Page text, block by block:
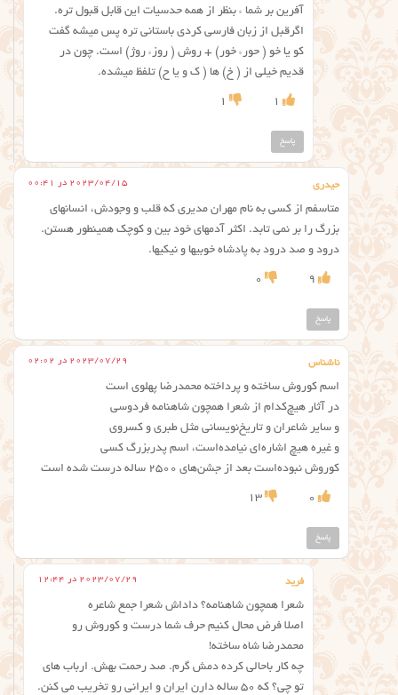
آفرین بر شما ء بنظر از همه حدسیات این قابل قبول تره.
اگرقبل از زبان فارسی کردی باستانی تره پس میشه گفت
کو یا خو ( حورء خور) + روش ( روزء روژ) است. چون در
قدیم خیلی از ( خ) ها ( ک و یا ح) تلفظ میشده.
1
1
پاسخ
حیدری 2023/04/15 در 00:41
متاسفم از کسی به نام مهران مدیری که قلب و وجودش، انسانهای
بزرگ را بر نمی تابد. اکثر آدمهای خود بین و کوچک همینطور هستن.
درود و صد درود به پادشاه خوبیها و نیکیها.
9
0
پاسخ
ناشناس 2023/07/29 در 02:02
اسم کوروش ساخته‌ و پرداخته‌‌ محمدرضا‌ پهلوی‌ است
در آثار‌ هیچ‌کدام‌ از شعرا‌ همچون‌ شاهنامه‌ فردوسی
‌‌و سایر‌ شاعران‌ و تاریخ‌نویسانی‌ مثل‌ طبری‌ و کسروی
و غیره‌ هیچ‌ اشاره‌ای‌ نیامده‌است‌، اسم‌ پدربزرگ‌ کسی
کوروش‌ نبوده‌است‌ بعد‌ از جشن‌های ‌۲۵۰۰‌ ساله‌‌ درست شده‌ است
0
13
پاسخ
فرید 2023/07/29 در 12:44
شعرا همچون شاهنامه؟ داداش شعرا جمع شاعره
اصلا فرض محال کنیم حرف شما درست و کوروش رو
محمدرضا شاه ساخته!
چه کار باحالی کرده دمش گرم. صد رحمت بهش. ارباب های
تو چی؟ که ۵۰ ساله دارن ایران و ایرانی رو تخریب می کنن.